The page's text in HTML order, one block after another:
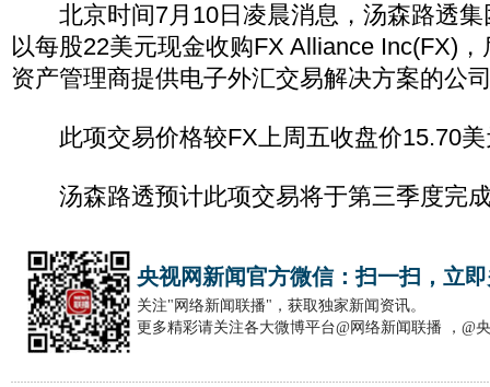
北京时间7月10日凌晨消息，汤森路透集
以每股22美元现金收购FX Alliance Inc(FX)
资产管理商提供电子外汇交易解决方案的公
此项交易价格较FX上周五收盘价15.70美
汤森路透预计此项交易将于第三季度完
央视网新闻官方微信：扫一扫，立
关注"网络新闻联播"，获取独家新闻资讯。
更多精彩请关注各大微博平台@网络新闻联播 ，@